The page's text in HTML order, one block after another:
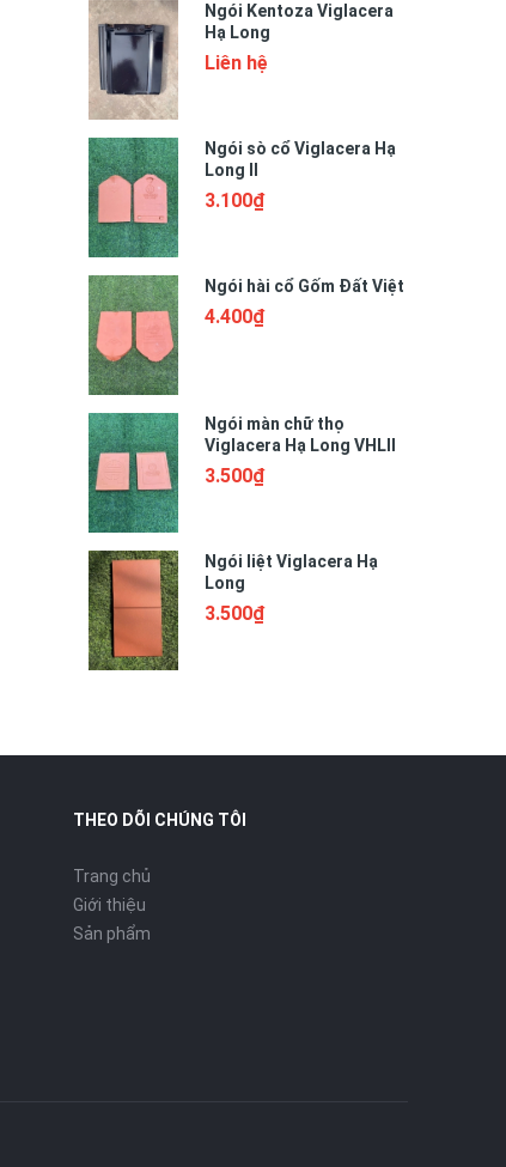
Ngói Kentoza Viglacera
Hạ Long
Liên hệ
Ngói sò cổ Viglacera Hạ
Long II
3.100₫
Ngói hài cổ Gốm Đất Việt
4.400₫
Ngói màn chữ thọ
Viglacera Hạ Long VHLII
3.500₫
Ngói liệt Viglacera Hạ
Long
3.500₫
THEO DÕI CHÚNG TÔI
Trang chủ
Giới thiệu
Sản phẩm